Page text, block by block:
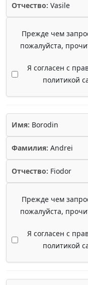
Отчество: Vasile
Прежде чем
пожалуйста,
Я согласен с
политикой
Имя: Borodin
Фамилия: Andrei
Отчество: Fiodor
Прежде чем
пожалуйста,
Я согласен с
политикой